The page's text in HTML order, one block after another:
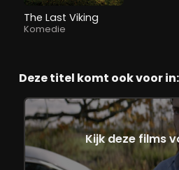
The Last Viking
Komedie
Deze titel komt ook voor in:
Kijk deze films